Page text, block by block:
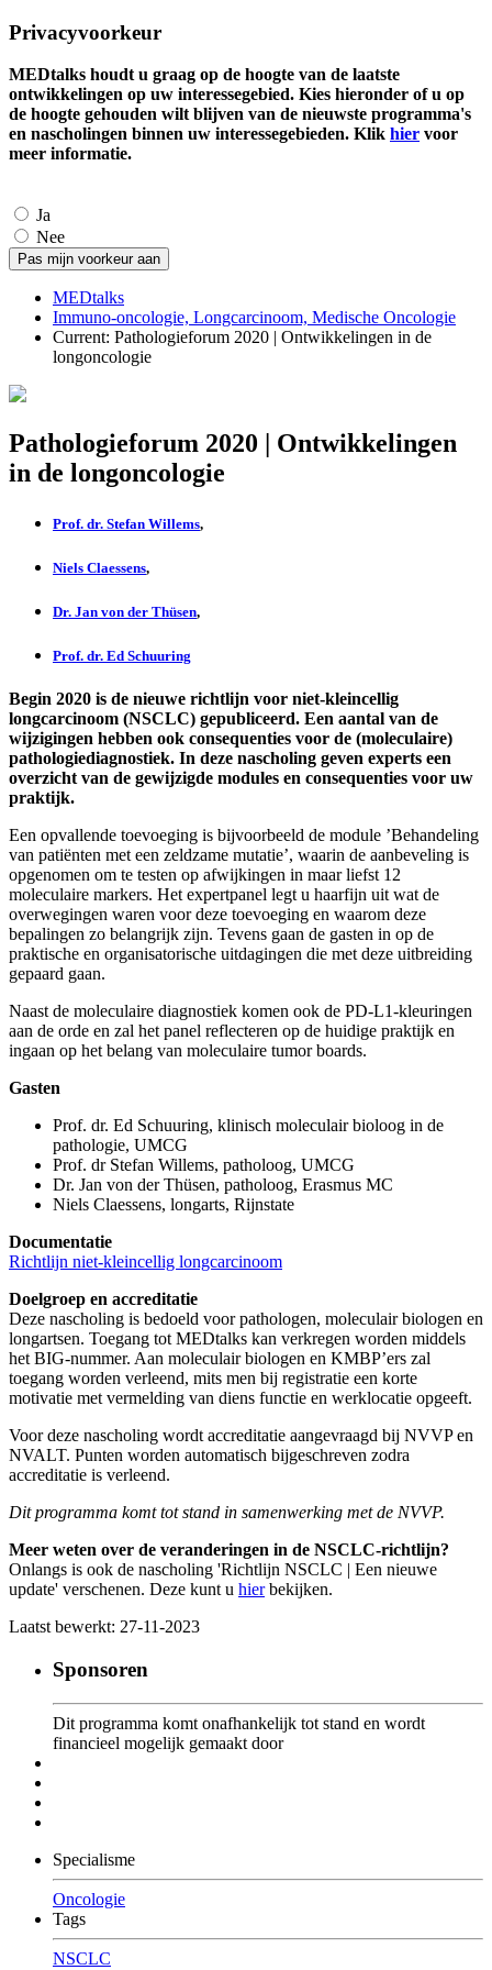
Privacyvoorkeur
MEDtalks houdt u graag op de hoogte van de laatste
ontwikkelingen op uw interessegebied. Kies hieronder of u op
de hoogte gehouden wilt blijven van de nieuwste programma's
en nascholingen binnen uw interessegebieden. Klik hier voor
meer informatie.
Ja
Nee
MEDtalks
Immuno-oncologie, Longcarcinoom, Medische Oncologie
Current: Pathologieforum 2020 | Ontwikkelingen in de
longoncologie
Pathologieforum 2020 | Ontwikkelingen
in de longoncologie
Prof. dr. Stefan Willems,
Niels Claessens,
Dr. Jan von der Thüsen,
Prof. dr. Ed Schuuring
Begin 2020 is de nieuwe richtlijn voor niet-kleincellig
longcarcinoom (NSCLC) gepubliceerd. Een aantal van de
wijzigingen hebben ook consequenties voor de (moleculaire)
pathologiediagnostiek. In deze nascholing geven experts een
overzicht van de gewijzigde modules en consequenties voor uw
praktijk.
Een opvallende toevoeging is bijvoorbeeld de module ’Behandeling
van patiënten met een zeldzame mutatie’, waarin de aanbeveling is
opgenomen om te testen op afwijkingen in maar liefst 12
moleculaire markers. Het expertpanel legt u haarfijn uit wat de
overwegingen waren voor deze toevoeging en waarom deze
bepalingen zo belangrijk zijn. Tevens gaan de gasten in op de
praktische en organisatorische uitdagingen die met deze uitbreiding
gepaard gaan.
Naast de moleculaire diagnostiek komen ook de PD-L1-kleuringen
aan de orde en zal het panel reflecteren op de huidige praktijk en
ingaan op het belang van moleculaire tumor boards.
Gasten
Prof. dr. Ed Schuuring, klinisch moleculair bioloog in de
pathologie, UMCG
Prof. dr Stefan Willems, patholoog, UMCG
Dr. Jan von der Thüsen, patholoog, Erasmus MC
Niels Claessens, longarts, Rijnstate
Documentatie
Richtlijn niet-kleincellig longcarcinoom
Doelgroep en accreditatie
Deze nascholing is bedoeld voor pathologen, moleculair biologen en
longartsen. Toegang tot MEDtalks kan verkregen worden middels
het BIG-nummer. Aan moleculair biologen en KMBP’ers zal
toegang worden verleend, mits men bij registratie een korte
motivatie met vermelding van diens functie en werklocatie opgeeft.
Voor deze nascholing wordt accreditatie aangevraagd bij NVVP en
NVALT. Punten worden automatisch bijgeschreven zodra
accreditatie is verleend.
Dit programma komt tot stand in samenwerking met de NVVP.
Meer weten over de veranderingen in de NSCLC-richtlijn?
Onlangs is ook de nascholing 'Richtlijn NSCLC | Een nieuwe
update' verschenen. Deze kunt u hierbekijken.
Laatst bewerkt: 27-11-2023
Sponsoren
Dit programma komt onafhankelijk tot stand en wordt
financieel mogelijk gemaakt door
Specialisme
Oncologie
Tags
NSCLC